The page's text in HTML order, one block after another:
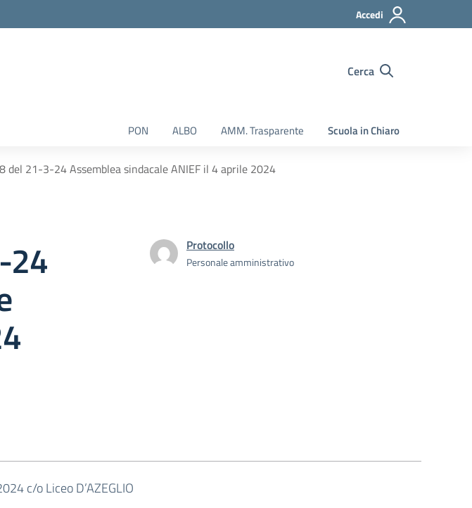
Accedi
Cerca
PON ALBO AMM. Trasparente Scuola in Chiaro
del 21-3-24 Assemblea sindacale ANIEF il 4 aprile 2024
24 Protocollo
Personale amministrativo
c/o Liceo D’AZEGLIO